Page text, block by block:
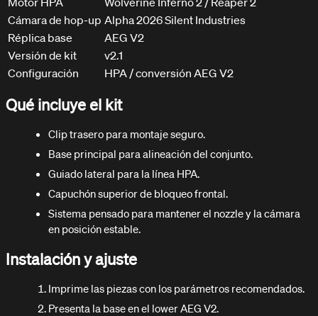
Cámara de hop-up Alpha 2026 Silent Industries
Réplica base
AEG V2
Versión de kit
v2.1
Configuración
HPA / conversión AEG V2
Qué incluye el kit
Clip trasero para montaje seguro.
Base principal para alineación del conjunto.
Guiado lateral para la línea HPA.
Capuchón superior de bloqueo frontal.
Sistema pensado para mantener el nozzle y la cámara
en posición estable.
Instalación y ajuste
Imprime las piezas con los parámetros recomendados.
Presenta la base en el lower AEG V2.